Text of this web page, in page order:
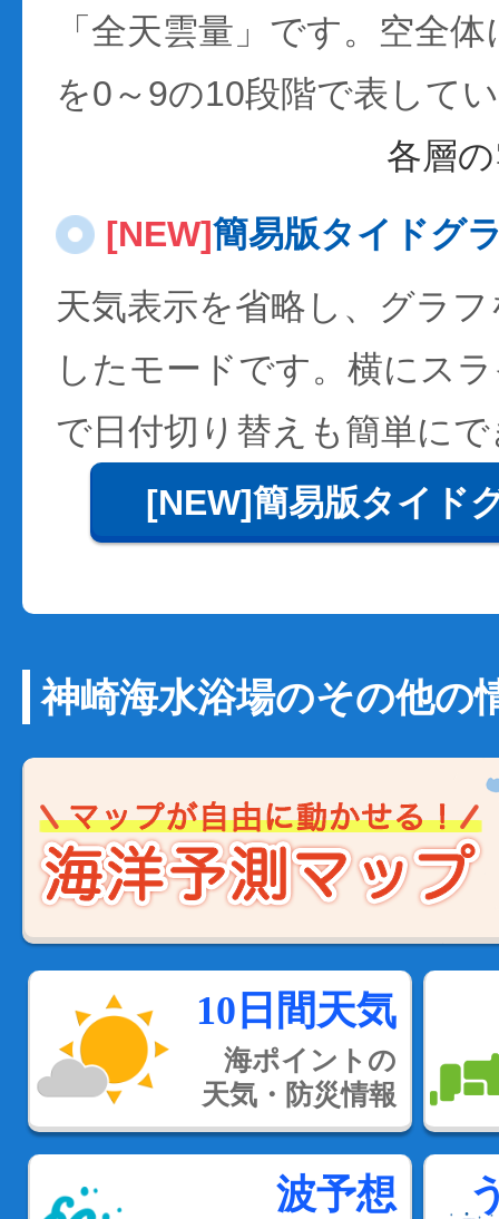
「全天雲量」です。空全
を0～9の10段階で表して
各層
[NEW]簡易版タイドグ
天気表示を省略し、グラ
したモードです。横にス
で日付切り替えも簡単に
[NEW]簡易版タイド
神崎海水浴場のその他の
10日間天気
海ポイントの
天気・防災情報
波予想